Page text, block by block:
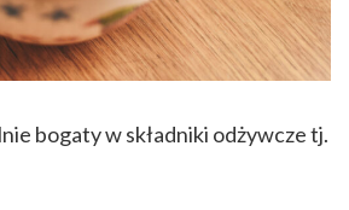
bogaty w składniki odżywcze tj.